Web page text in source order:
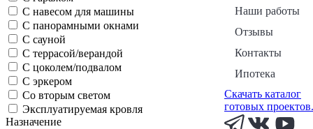
Наши работы
Отзывы
Контакты
Ипотека
Скачать каталог
готовых
С навесом для машины
С панорамными окнами
С сауной
С террасой/верандой
С цоколем/подвалом
С эркером
Со вторым светом
Эксплуатируемая кровля
Назначение